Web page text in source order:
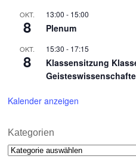
OKT.
8
13:00 - 15:00
Plenum
OKT.
8
15:30 - 17:15
Klassensitzung
Kalender anzeigen
Kategorien
Kategorien